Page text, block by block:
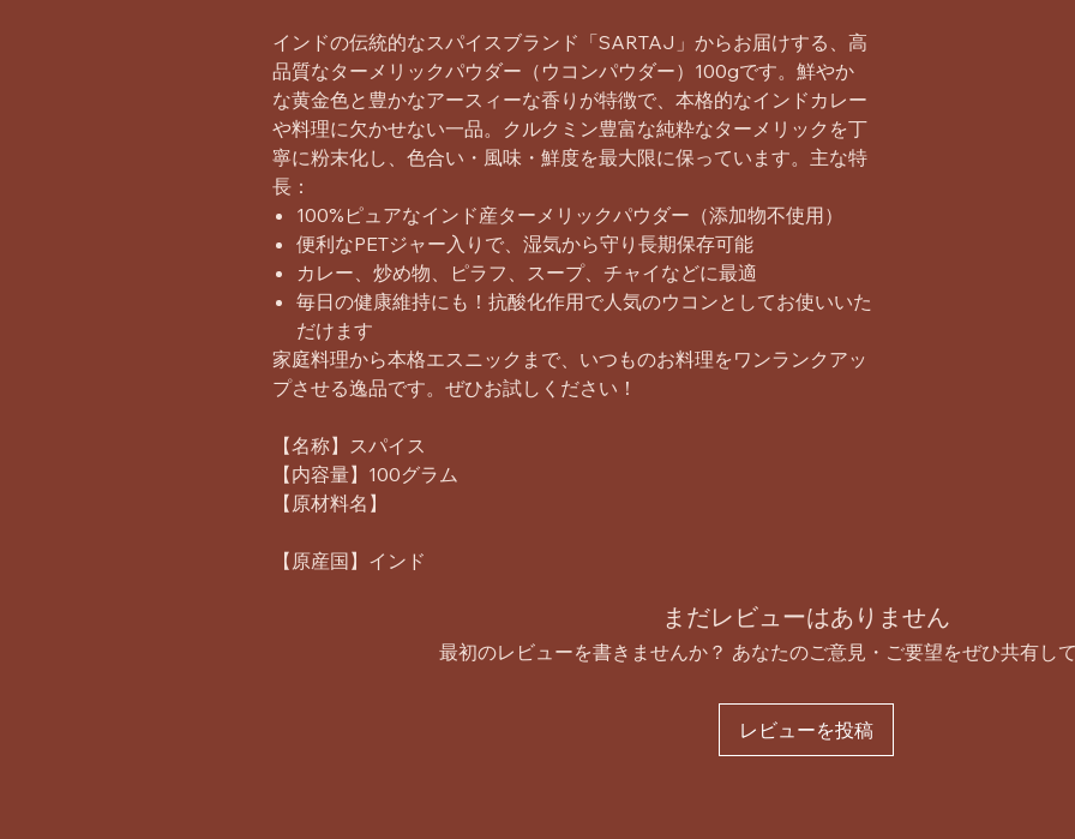
インドの伝統的なスパイスブランド「SARTAJ」からお届けする、高
品質なターメリックパウダー（ウコンパウダー）100gです。鮮やか
な黄金色と豊かなアースィーな香りが特徴で、本格的なインドカレー
や料理に欠かせない一品。クルクミン豊富な純粋なターメリックを丁
寧に粉末化し、色合い・風味・鮮度を最大限に保っています。主な特
長：
100%ピュアなインド産ターメリックパウダー（添加物不使用）
便利なPETジャー入りで、湿気から守り長期保存可能
カレー、炒め物、ピラフ、スープ、チャイなどに最適
毎日の健康維持にも！抗酸化作用で人気のウコンとしてお使いいた
だけます
家庭料理から本格エスニックまで、いつものお料理をワンランクアッ
プさせる逸品です。ぜひお試しください！
【名称】スパイス
【内容量】100グラム
【原材料名】
【原産国】インド
まだレビューはありません
最初のレビューを書きませんか？ あなたのご意見・ご要望をぜひ共有して
レビューを投稿